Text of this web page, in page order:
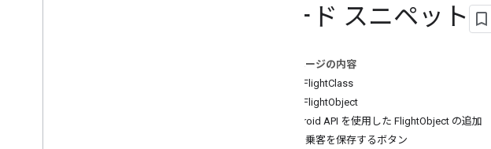
コード スニペット
このページの内容
JSON FlightClass
JSON FlightObject
Android API を使用した FlightObject の追加
複数の乗客を保存するボタン